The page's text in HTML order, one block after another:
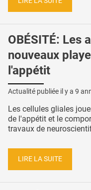
OBÉSITÉ: Les
nouveaux
l'appétit
Actualité publiée il y a 9
Les cellules gliales
de l'appétit et le
travaux de
LIRE LA SUITE